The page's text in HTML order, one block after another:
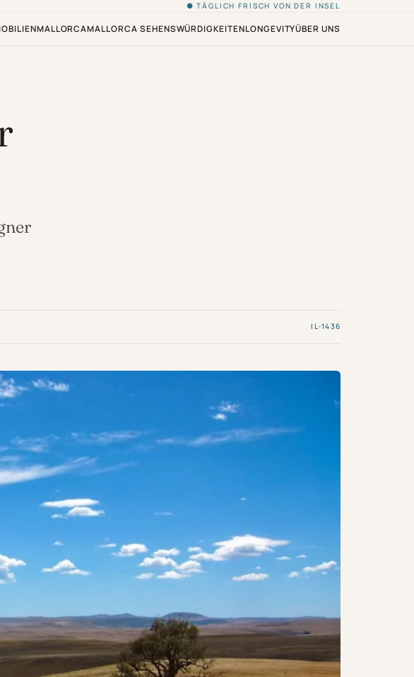
● TÄGLICH FRISCH VON DER INSEL
MALLORCAMALLORCA SEHENSWÜRDIGKEITENLONGEVITYÜBER UNS
IL-1436